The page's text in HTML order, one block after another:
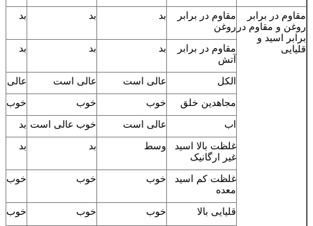
مقاوم در برابر
روغن و مقاوم در
برابر اسید و
قلیایی
مقاوم در برابر
روغن
بد بد بد
مقاوم در برابر
آتش
بد بد بد
الکل عالی است عالی است
عالی
مجاهدین خلق
خوب خوب
خوب
اب
عالی است خوب عالی است بد
غلظت بالا اسید
غیر ارگانیک
وسط بد بد
غلظت کم اسید
معده
خوب خوب خوب
قلیایی بالا خوب خوب خوب